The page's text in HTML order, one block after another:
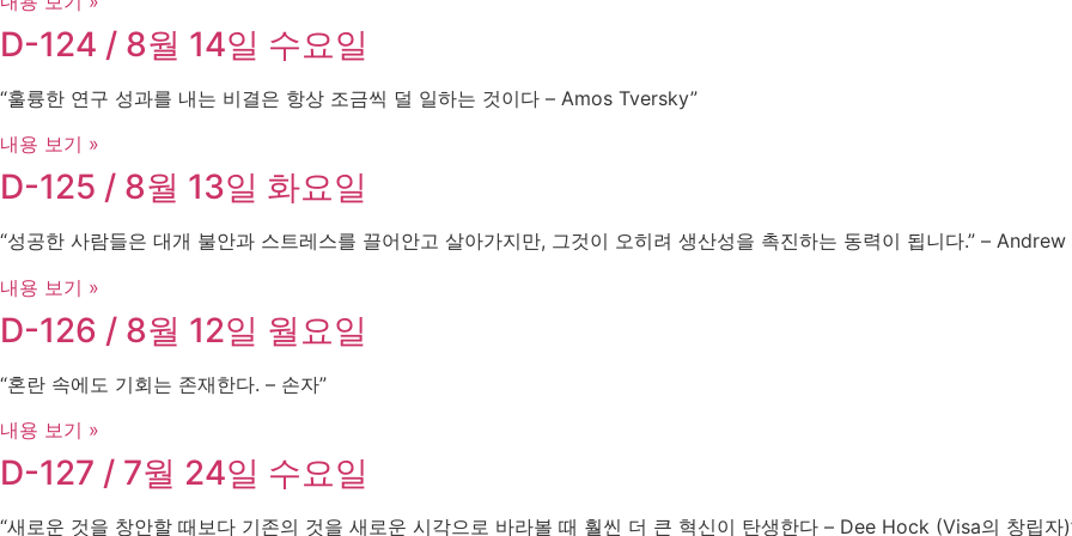
D-124 / 8월 14일 수요일
“훌륭한 연구 성과를 내는 비결은 항상 조금씩 덜 일하는 것이다 – Amos Tversky”
내용 보기 »
D-125 / 8월 13일 화요일
“성공한 사람들은 대개 불안과 스트레스를 끌어안고 살아가지만, 그것이 오히려 생산성을 촉진하는 동력이 됩니다.” –
내용 보기 »
D-126 / 8월 12일 월요일
“혼란 속에도 기회는 존재한다. – 손자”
내용 보기 »
D-127 / 7월 24일 수요일
“새로운 것을 창안할 때보다 기존의 것을 새로운 시각으로 바라볼 때 훨씬 더 큰 혁신이 탄생한다 – Dee Hock (Visa의 창립자